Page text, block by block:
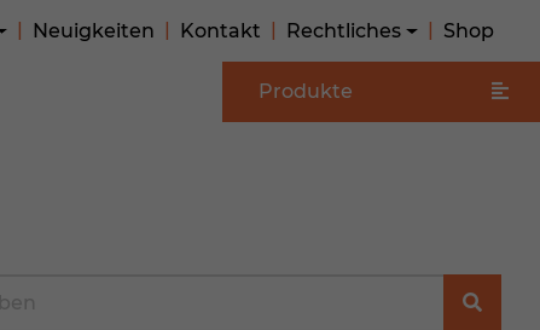
Neuigkeiten Kontakt Rechtliches Shop
Produkte